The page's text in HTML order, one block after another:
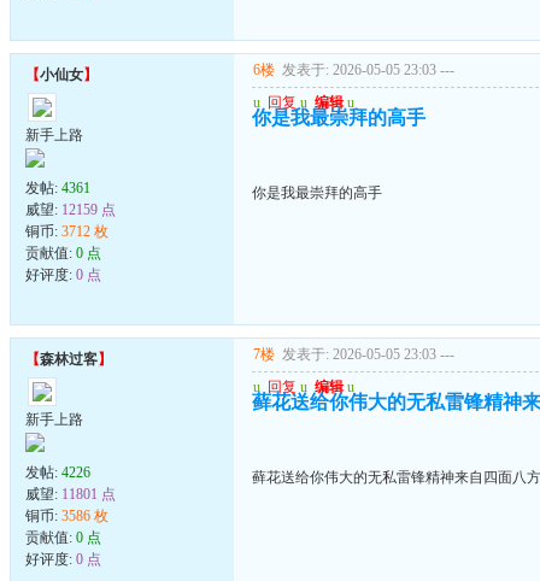
【小仙女】
新手上路
发帖: 4361
威望: 12159 点
铜币: 3712 枚
贡献值: 0 点
好评度: 0 点
6楼 发表于: 2026-05-05 23:03 ---
u 回复 u 编辑 u
你是我最崇拜的高手
你是我最崇拜的高手
【森林过客】
新手上路
发帖: 4226
威望: 11801 点
铜币: 3586 枚
贡献值: 0 点
好评度: 0 点
7楼 发表于: 2026-05-05 23:03 ---
u 回复 u 编辑 u
藓花送给你伟大的无私雷锋精神
藓花送给你伟大的无私雷锋精神来自四面八